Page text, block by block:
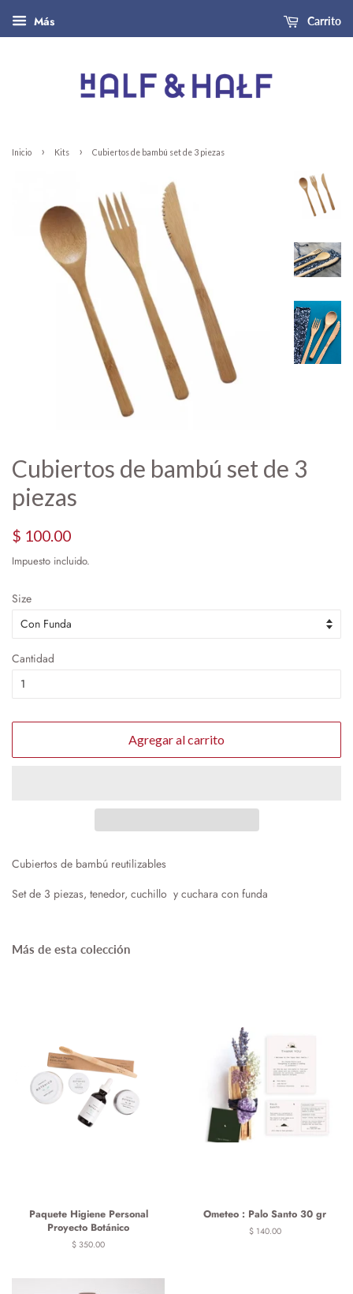
Más Carrito
Inicio › Kits › Cubiertos de bambú set de 3 piezas
Cubiertos de bambú set de 3
piezas
Precio
$ 100.00
oferta
Impuesto incluido.
Size
Cantidad
Agregar al carrito
Cubiertos de bambú reutilizables
Set de 3 piezas, tenedor, cuchillo y cuchara con funda
Más de esta colección
Paquete Higiene Personal
Proyecto Botánico
Precio
$ 350.00
Ometeo : Palo Santo 30 gr
Precio
$ 140.00